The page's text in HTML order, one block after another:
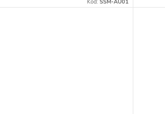
Kód: SSM-AU01